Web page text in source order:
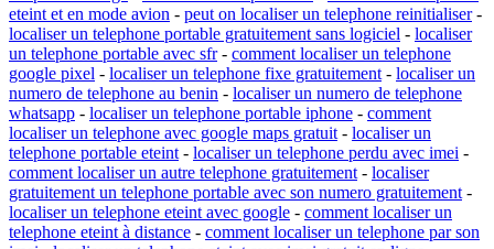
eteint et en mode avion - peut on localiser un telephone reinitialiser-
localiser un telephone portable gratuitement sans logiciel - localiser
un telephone portable avec sfr- comment localiser un telephone
google pixel - localiser un telephone fixe gratuitement - localiser un
numero de telephone au benin - localiser un numero de telephone
whatsapp - localiser un telephone portable iphone - comment
localiser un telephone avec google maps gratuit - localiser un
telephone portable eteint - localiser un telephone perdu avec imei -
comment localiser un autre telephone gratuitement - localiser
gratuitement un telephone portable avec son numero gratuitement -
localiser un telephone eteint avec google - comment localiser un
telephone eteint à distance - comment localiser un telephone par son